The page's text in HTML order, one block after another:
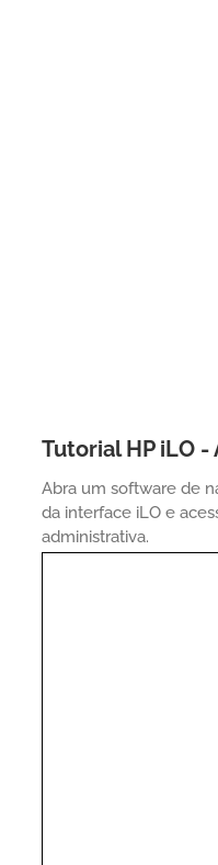
Tutorial HP iLO
Abra um software de
da interface iLO e
administrativa.